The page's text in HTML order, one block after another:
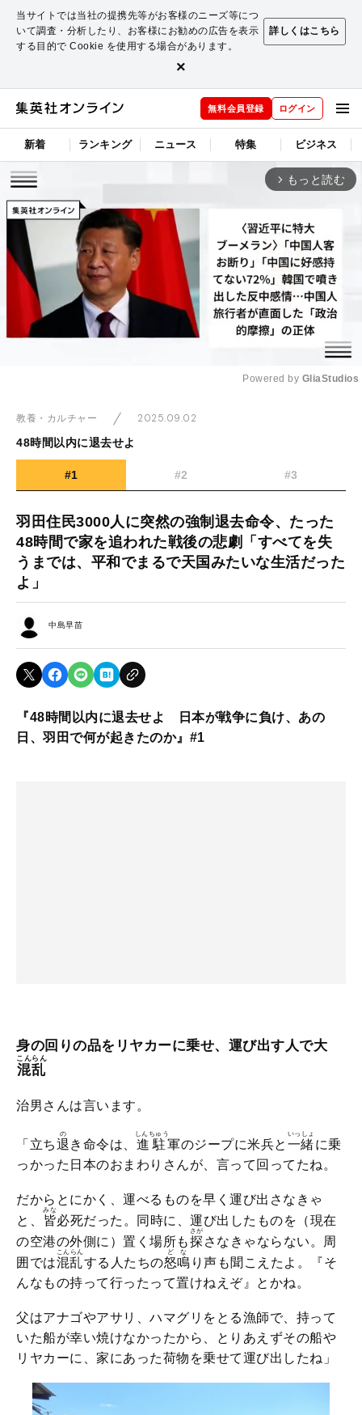
当サイトでは当社の提携先等がお客様のニーズ等につ
いて調査・分析したり、お客様にお勧めの広告を表示
する目的で Cookie を使用する場合があります。
詳しくはこちら
×
無料会員登録 ログイン
新着 ランキング ニュース 特集 ビジネス
arrow_forward_ios もっと読む
Powered by GliaStudios
教養・カルチャー
2025.09.02
48時間以内に退去せよ
#1 #2 #3
羽田住民3000人に突然の強制退去命令、たった
48時間で家を追われた戦後の悲劇「すべてを失
うまでは、平和でまるで天国みたいな生活だった
よ」
中島早苗
『48時間以内に退去せよ 日本が戦争に負け、あの
日、羽田で何が起きたのか』#1
身の回りの品をリヤカーに乗せ、運び出す人で大
混乱
こんらん
治男さんは言います。
「立ち退
の
き命令は、 進駐
しんちゅう
軍のジープに米兵と 一緒
いっしょ
に乗
っかった日本のおまわりさんが、言って回ってたね。
だからとにかく、運べるものを早く運び出さなきゃ
と、
皆
みな
必死だった。同時に、運び出したものを（現在
の空港の外側に）置く場所も探
さが
さなきゃならない。周
囲では混乱
こんらん
する人たちの怒鳴
どな
り声も聞こえたよ。『そ
んなもの持って行ったって置けねえぞ』とかね。
父はアナゴやアサリ、ハマグリをとる漁師で、持って
いた船が幸い焼けなかったから、とりあえずその船や
リヤカーに、家にあった荷物を乗せて運び出したね」